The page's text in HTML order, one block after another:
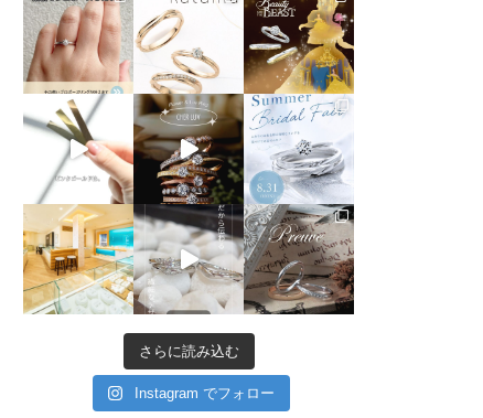
さらに読み込む
Instagram でフォロー